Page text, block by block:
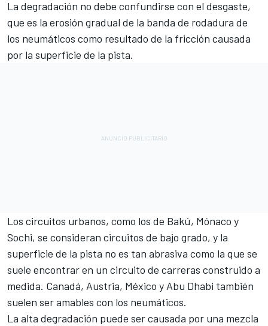
La degradación no debe confundirse con el desgaste,
que es la erosión gradual de la banda de rodadura de
los neumáticos como resultado de la fricción causada
por la superficie de la pista.
Los circuitos urbanos, como los de Bakú, Mónaco y
Sochi, se consideran circuitos de bajo grado, y la
superficie de la pista no es tan abrasiva como la que se
suele encontrar en un circuito de carreras construido a
medida. Canadá, Austria, México y Abu Dhabi también
suelen ser amables con los neumáticos.
La alta degradación puede ser causada por una mezcla